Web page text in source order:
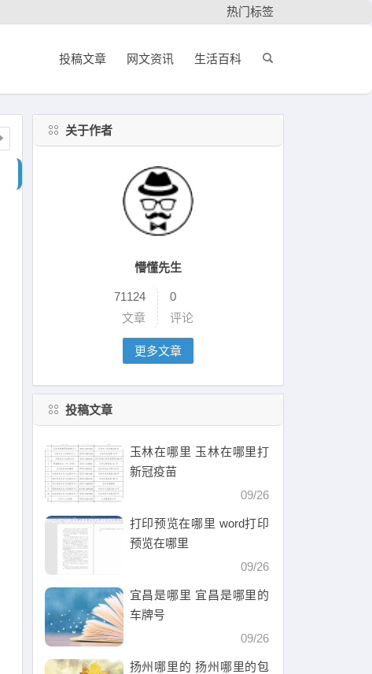
热门标签
投稿文章 网文资讯 生活百科
关于作者
懵懂先生
71124
文章
0
评论
更多文章
投稿文章
玉林在哪里 玉林在哪里打
新冠疫苗
09/26
打印预览在哪里 word打印
预览在哪里
09/26
宜昌是哪里 宜昌是哪里的
车牌号
09/26
扬州哪里的 扬州哪里的包